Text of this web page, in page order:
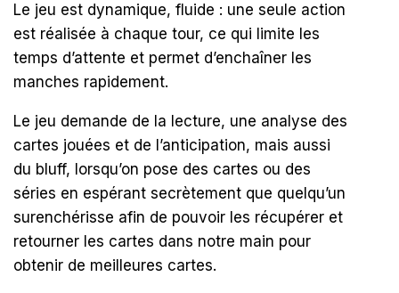
Le jeu est dynamique, fluide : une seule action
est réalisée à chaque tour, ce qui limite les
temps d’attente et permet d’enchaîner les
manches rapidement.
Le jeu demande de la lecture, une analyse des
cartes jouées et de l’anticipation, mais aussi
du bluff, lorsqu’on pose des cartes ou des
séries en espérant secrètement que quelqu’un
surenchérisse afin de pouvoir les récupérer et
retourner les cartes dans notre main pour
obtenir de meilleures cartes.